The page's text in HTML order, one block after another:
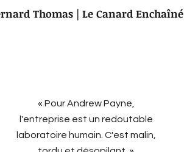
Thomas | Le Canard Enchaîné
« Pour Andrew Payne,
l'entreprise est un redoutable
laboratoire humain. C'est malin,